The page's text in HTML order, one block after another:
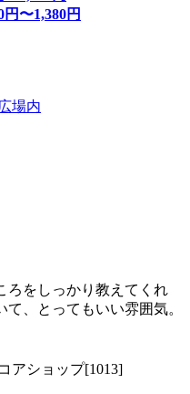
円〜1,380円
場内
ろをしっかり教えてくれ
、とってもいい雰囲気。
アショップ[1013]